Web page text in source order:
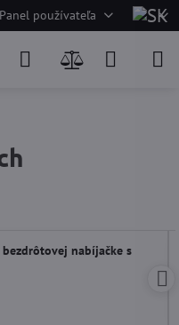
Panel používateľa
nabíjačke s